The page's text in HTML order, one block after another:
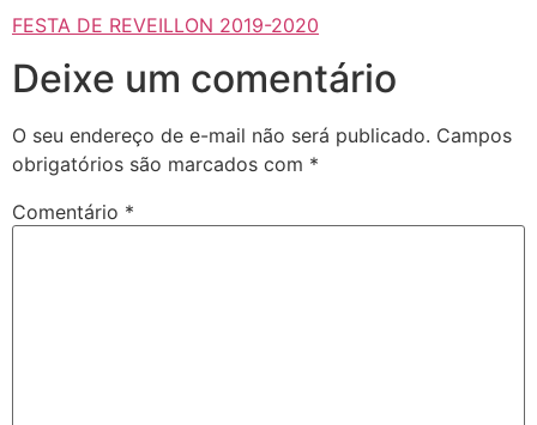
FESTA DE REVEILLON 2019-2020
Deixe um comentário
O seu endereço de e-mail não será publicado. Campos
obrigatórios são marcados com *
Comentário *